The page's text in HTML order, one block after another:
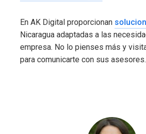
En AK Digital proporcionan
Nicaragua adaptadas a las
empresa. No lo pienses más y
para comunicarte con sus asesores.